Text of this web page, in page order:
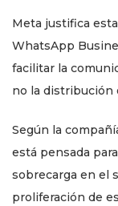
Meta justifica
WhatsApp
facilitar la
no la distribución
Según la
está pensada
sobrecarga en el
proliferación de